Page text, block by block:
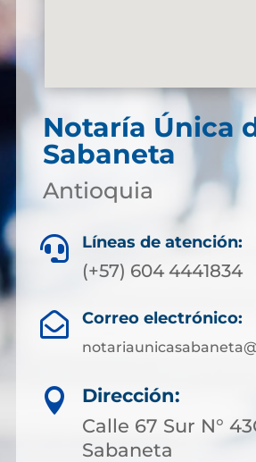
Notaría Única
Sabaneta
Antioquia
 Líneas de atención:
(+57) 604 4441834
 Correo electrónico:

Dirección:
Calle 67 Sur N°
Sabaneta